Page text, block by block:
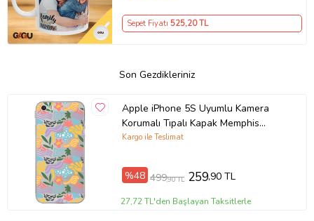
Sepet Fiyatı 525,20 TL
Son Gezdikleriniz
Apple iPhone 5S Uyumlu Kamera
Korumalı Tıpalı Kapak Memphis
Desen Tasarımlı Şeffaf Kılıf
Kargo ile Teslimat
%48 499,90 TL 259,90 TL
27,72 TL'den Başlayan Taksitlerle